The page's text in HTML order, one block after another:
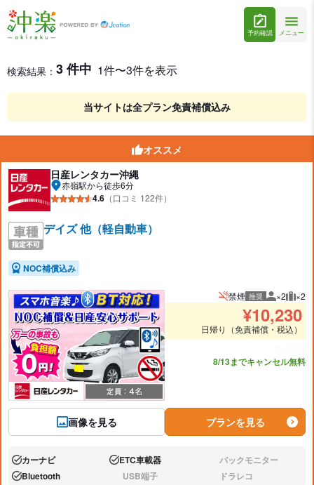
予約確認 メニュー
レンタカー検索・比較
レンタカー検索結果
検索結果： 3 件中 1件〜3件を表示
当サイトは全プラン免責補償込み
オススメ
日産レンタカー沖縄
赤嶺駅から徒歩6分
4.6 （口コミ 122件）
デイズ 他（軽自動車）
NOC補償込み
画像を見る
禁煙 推奨 推奨人数
×2 推奨
×2
¥10,230
日帰り（免責補償・税込）
8/13までキャンセル無料
プランを見る
あり:カーナビ あり:ETC車載器 なし:バックモニター
あり:Bluetooth なし:USB端子 なし:ドラレコ